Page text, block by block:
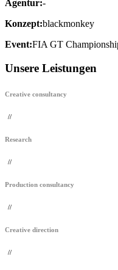
Agentur:-
Konzept:blackmonkey
Event:FIA GT
Unsere Leistungen
Creative consultancy
//
Research
//
Production consultancy
//
Creative direction
//